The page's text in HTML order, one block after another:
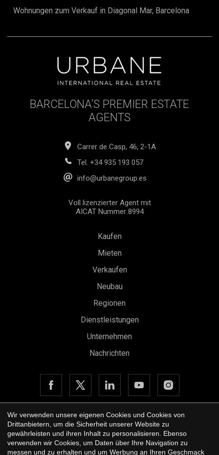
Wohnungen zum Verkauf in Diagonal Mar, Barcelona
BARCELONA’S PREMIER ESTATE
AGENTS
Carrer de Casp, 46, 2-1A
Tel. +34 935 193 057
info@urbanegroup.es
Voll lizenzierter Agent mit
AICAT Nummer 8994
Kaufen
Mieten
Verkaufen
Neubau
Regionen
Dienstleistungen
Unternehmen
Nachrichten
Copyright © 2026 Urbane International Real Estate
Rechtshinweis der Website
Wir verwenden unsere eigenen Cookies und Cookies von
Drittanbietern, um die Sicherheit unserer Website zu
gewährleisten und ihren Inhalt zu personalisieren. Ebenso
verwenden wir Cookies, um Daten über Ihre Navigation zu
messen und zu erhalten und um Werbung an Ihren Geschmack